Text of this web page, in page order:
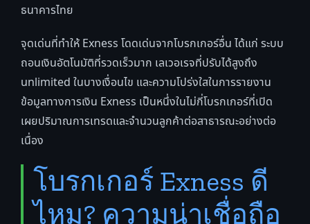
ธนาคารไทย
จุดเด่นที่ทำให้ Exness โดดเด่นจากโบรกเกอร์อื่น ได้แก่ ระบบ
ถอนเงินอัตโนมัติที่รวดเร็วมาก เลเวอเรจที่ปรับได้สูงถึง
unlimited ในบางเงื่อนไข และความโปร่งใสในการรายงาน
ข้อมูลทางการเงิน Exness เป็นหนึ่งในไม่กี่โบรกเกอร์ที่เปิด
เผยปริมาณการเทรดและจำนวนลูกค้าต่อสาธารณะอย่างต่อ
เนื่อง
โบรกเกอร์ Exness ดี
ไหม? ความน่าเชื่อถือ